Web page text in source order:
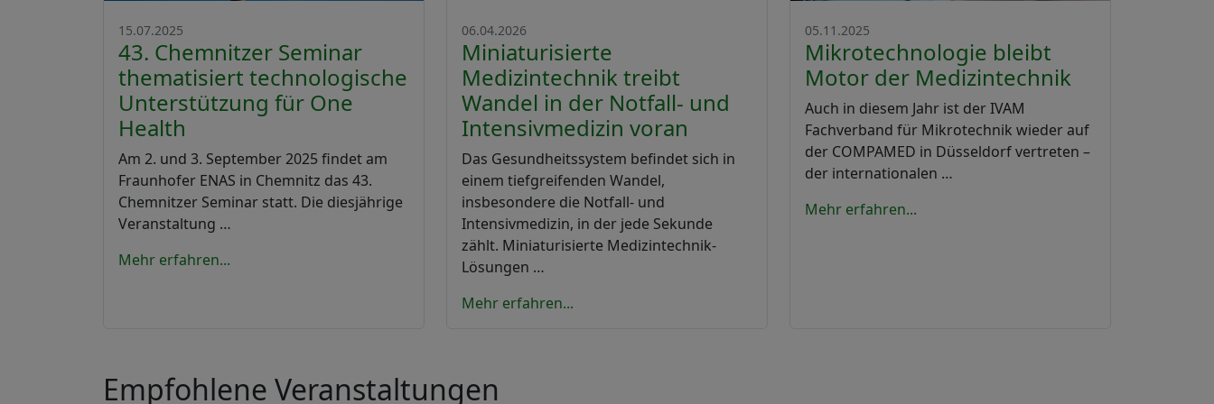
15.07.2025
43. Chemnitzer Seminar
thematisiert technologische
Unterstützung für One
Health
Am 2. und 3. September 2025 findet am
Fraunhofer ENAS in Chemnitz das 43.
Chemnitzer Seminar statt. Die diesjährige
Veranstaltung …
Mehr erfahren...
06.04.2026
Miniaturisierte
Medizintechnik treibt
Wandel in der Notfall- und
Intensivmedizin voran
Das Gesundheitssystem befindet sich in
einem tiefgreifenden Wandel,
insbesondere die Notfall- und
Intensivmedizin, in der jede Sekunde
zählt. Miniaturisierte Medizintechnik-
Lösungen …
Mehr erfahren...
05.11.2025
Mikrotechnologie bleibt
Motor der Medizintechnik
Auch in diesem Jahr ist der IVAM
Fachverband für Mikrotechnik wieder auf
der COMPAMED in Düsseldorf vertreten –
der internationalen …
Mehr erfahren...
Empfohlene Veranstaltungen